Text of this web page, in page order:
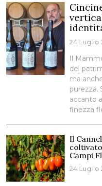
24 Luglio
Il
del
ma
purezza.
accanto
finezza
Il
Campi
24 Luglio